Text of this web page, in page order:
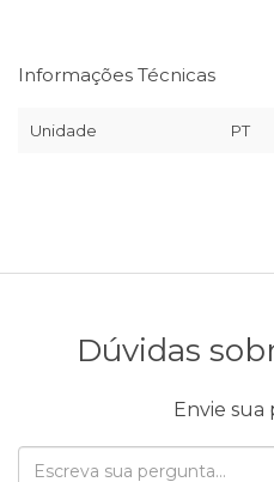
Informações Técnicas
Unidade PT
Dúvidas
Envie